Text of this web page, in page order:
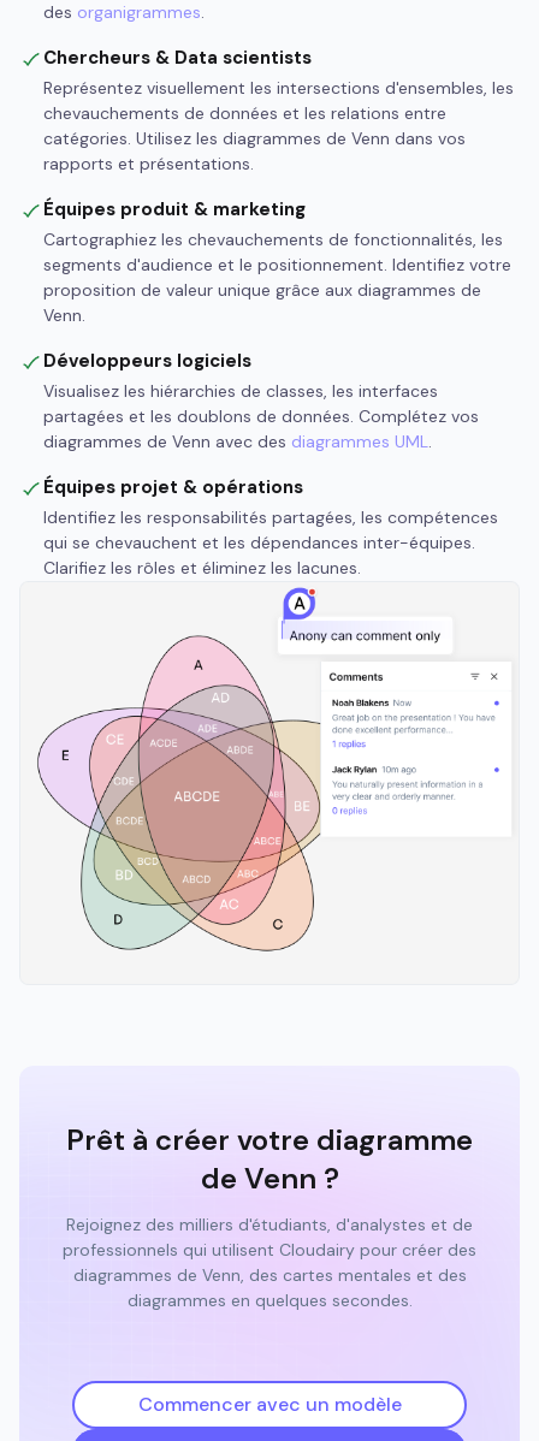
des organigrammes.
Chercheurs & Data scientists
Représentez visuellement les intersections d'ensembles, les
chevauchements de données et les relations entre
catégories. Utilisez les diagrammes de Venn dans vos
rapports et présentations.
Équipes produit & marketing
Cartographiez les chevauchements de fonctionnalités, les
segments d'audience et le positionnement. Identifiez votre
proposition de valeur unique grâce aux diagrammes de
Venn.
Développeurs logiciels
Visualisez les hiérarchies de classes, les interfaces
partagées et les doublons de données. Complétez vos
diagrammes de Venn avec des diagrammes UML.
Équipes projet & opérations
Identifiez les responsabilités partagées, les compétences
qui se chevauchent et les dépendances inter-équipes.
Clarifiez les rôles et éliminez les lacunes.
Prêt à créer votre diagramme
de Venn ?
Rejoignez des milliers d'étudiants, d'analystes et de
professionnels qui utilisent Cloudairy pour créer des
diagrammes de Venn, des cartes mentales et des
diagrammes en quelques secondes.
Commencer avec un modèle